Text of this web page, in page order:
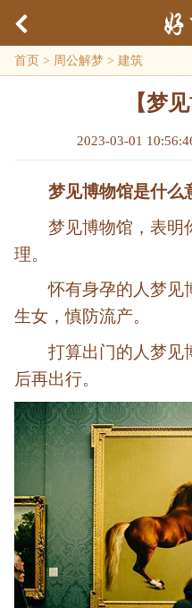
首页 > 周公解梦 > 建筑
【梦
2023-03-01
梦见博物馆是什么
梦见博物馆，表明
理。
怀有身孕的人梦见
生女，慎防流产。
打算出门的人梦见
后再出行。